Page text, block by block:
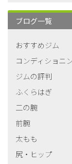
ブログ一覧
おすすめジム
コンディショニ
ジムの評判
ふくらはぎ
二の腕
前腕
太もも
尻・ヒップ